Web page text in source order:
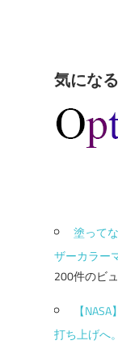
気にな
塗って
ザーカラー
200件のビ
【
打ち上げへ